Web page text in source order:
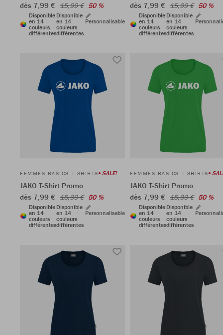
dès 7,99 € 15,99 € 50 %
Disponible
en 14
couleurs
différentes
Disponible
en 14
couleurs
différentes
Personnalisable
dès 7,99 € 15,99 € 50 %
Disponible
en 14
couleurs
différentes
Disponible
en 14
couleurs
différentes
FEMMES BASICS T-SHIRTS SALE!
JAKO T-Shirt Promo
dès 7,99 € 15,99 € 50 %
Disponible
en 14
couleurs
différentes
Disponible
en 14
couleurs
différentes
Personnalisable
FEMMES BASICS T-SHIRTS
JAKO T-Shirt Promo
dès 7,99 € 15,99 € 50 %
Disponible
en 14
couleurs
différentes
Disponible
en 14
couleurs
différentes